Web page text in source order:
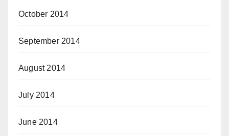
October 2014
September 2014
August 2014
July 2014
June 2014